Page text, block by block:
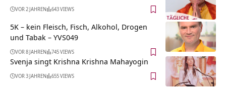
VOR 2 JAHREN 643 VIEWS
5K – kein Fleisch, Fisch, Alkohol, Drogen
und Tabak – YVS049
VOR 8 JAHREN 745 VIEWS
Svenja singt Krishna Krishna Mahayogin
VOR 3 JAHREN 655 VIEWS